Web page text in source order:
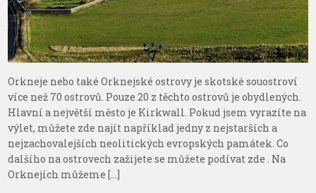
Orkneje nebo také Orknejské ostrovy je skotské souostroví
více než 70 ostrovů. Pouze 20 z těchto ostrovů je obydlených.
Hlavní a největší město je Kirkwall. Pokud jsem vyrazíte na
výlet, můžete zde najít například jedny z nejstarších a
nejzachovalejších neolitických evropských památek. Co
dalšího na ostrovech zažijete se můžete podívat zde . Na
Orknejích můžeme […]